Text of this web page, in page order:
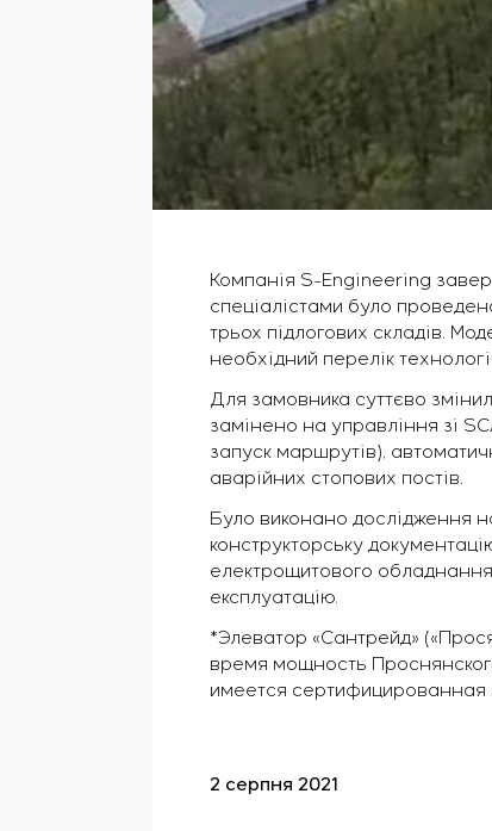
Компанія S-Engineering
спеціалістами було
трьох підлогових складів.
необхідний перелік
Для замовника суттєво
замінено на управління зі
запуск маршрутів),
аварійних стопових постів.
Було виконано дослідження
конструкторську
електрощитового
експлуатацію.
*Элеватор «Сантрейд»
время мощность
имеется сертифицированная
2 серпня 2021